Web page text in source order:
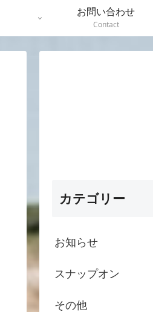
お問い合わせ
Contact
カテゴリー
お知らせ
スナップオン
その他